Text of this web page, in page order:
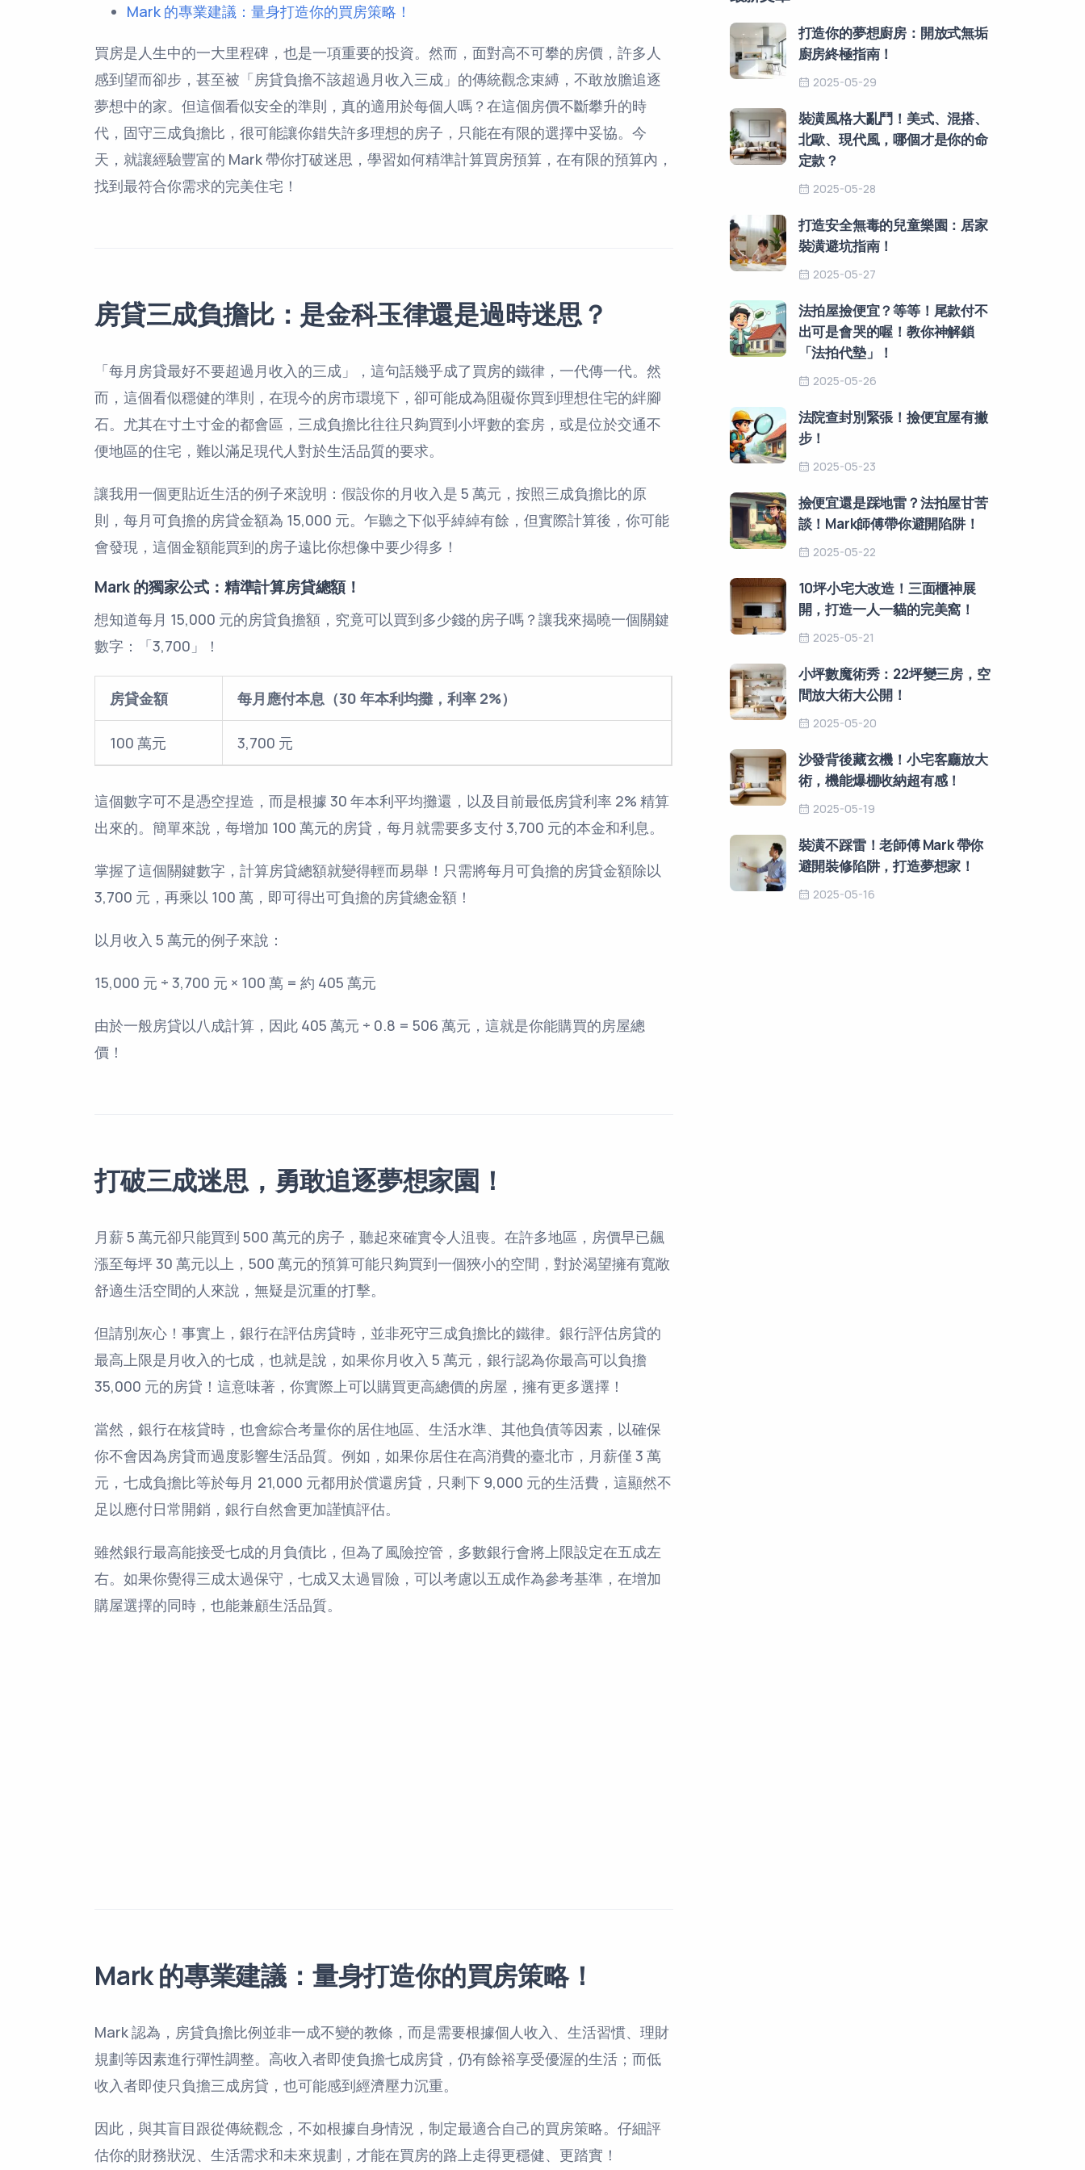
Mark 的專業建議：量身打造你的買房策略！
買房是人生中的一大里程碑，也是一項重要的投資。然而，面對高不可攀的房價，許多人
感到望而卻步，甚至被「房貸負擔不該超過月收入三成」的傳統觀念束縛，不敢放膽追逐
夢想中的家。但這個看似安全的準則，真的適用於每個人嗎？在這個房價不斷攀升的時
代，固守三成負擔比，很可能讓你錯失許多理想的房子，只能在有限的選擇中妥協。今
天，就讓經驗豐富的 Mark 帶你打破迷思，學習如何精準計算買房預算，在有限的預算內，
找到最符合你需求的完美住宅！
房貸三成負擔比：是金科玉律還是過時迷思？
「每月房貸最好不要超過月收入的三成」，這句話幾乎成了買房的鐵律，一代傳一代。然
而，這個看似穩健的準則，在現今的房市環境下，卻可能成為阻礙你買到理想住宅的絆腳
石。尤其在寸土寸金的都會區，三成負擔比往往只夠買到小坪數的套房，或是位於交通不
便地區的住宅，難以滿足現代人對於生活品質的要求。
讓我用一個更貼近生活的例子來說明：假設你的月收入是 5 萬元，按照三成負擔比的原
則，每月可負擔的房貸金額為 15,000 元。乍聽之下似乎綽綽有餘，但實際計算後，你可能
會發現，這個金額能買到的房子遠比你想像中要少得多！
Mark 的獨家公式：精準計算房貸總額！
想知道每月 15,000 元的房貸負擔額，究竟可以買到多少錢的房子嗎？讓我來揭曉一個關鍵
數字：「3,700」！
房貸金額 每月應付本息（30 年本利均攤，利率 2%）
100 萬元 3,700 元
這個數字可不是憑空捏造，而是根據 30 年本利平均攤還，以及目前最低房貸利率 2% 精算
出來的。簡單來說，每增加 100 萬元的房貸，每月就需要多支付 3,700 元的本金和利息。
掌握了這個關鍵數字，計算房貸總額就變得輕而易舉！只需將每月可負擔的房貸金額除以
3,700 元，再乘以 100 萬，即可得出可負擔的房貸總金額！
以月收入 5 萬元的例子來說：
15,000 元 ÷ 3,700 元 × 100 萬 = 約 405 萬元
由於一般房貸以八成計算，因此 405 萬元 ÷ 0.8 = 506 萬元，這就是你能購買的房屋總
價！
打破三成迷思，勇敢追逐夢想家園！
月薪 5 萬元卻只能買到 500 萬元的房子，聽起來確實令人沮喪。在許多地區，房價早已飆
漲至每坪 30 萬元以上，500 萬元的預算可能只夠買到一個狹小的空間，對於渴望擁有寬敞
舒適生活空間的人來說，無疑是沉重的打擊。
但請別灰心！事實上，銀行在評估房貸時，並非死守三成負擔比的鐵律。銀行評估房貸的
最高上限是月收入的七成，也就是說，如果你月收入 5 萬元，銀行認為你最高可以負擔
35,000 元的房貸！這意味著，你實際上可以購買更高總價的房屋，擁有更多選擇！
當然，銀行在核貸時，也會綜合考量你的居住地區、生活水準、其他負債等因素，以確保
你不會因為房貸而過度影響生活品質。例如，如果你居住在高消費的臺北市，月薪僅 3 萬
元，七成負擔比等於每月 21,000 元都用於償還房貸，只剩下 9,000 元的生活費，這顯然不
足以應付日常開銷，銀行自然會更加謹慎評估。
雖然銀行最高能接受七成的月負債比，但為了風險控管，多數銀行會將上限設定在五成左
右。如果你覺得三成太過保守，七成又太過冒險，可以考慮以五成作為參考基準，在增加
購屋選擇的同時，也能兼顧生活品質。
Mark 的專業建議：量身打造你的買房策略！
Mark 認為，房貸負擔比例並非一成不變的教條，而是需要根據個人收入、生活習慣、理財
規劃等因素進行彈性調整。高收入者即使負擔七成房貸，仍有餘裕享受優渥的生活；而低
收入者即使只負擔三成房貸，也可能感到經濟壓力沉重。
因此，與其盲目跟從傳統觀念，不如根據自身情況，制定最適合自己的買房策略。仔細評
估你的財務狀況、生活需求和未來規劃，才能在買房的路上走得更穩健、更踏實！
打造你的夢想廚房：開放式無垢
廚房終極指南！
2025-05-29
裝潢風格大亂鬥！美式、混搭、
北歐、現代風，哪個才是你的命
定款？
2025-05-28
打造安全無毒的兒童樂園：居家
裝潢避坑指南！
2025-05-27
法拍屋撿便宜？等等！尾款付不
出可是會哭的喔！教你神解鎖
「法拍代墊」！
2025-05-26
法院查封別緊張！撿便宜屋有撇
步！
2025-05-23
撿便宜還是踩地雷？法拍屋甘苦
談！Mark師傅帶你避開陷阱！
2025-05-22
10坪小宅大改造！三面櫃神展
開，打造一人一貓的完美窩！
2025-05-21
小坪數魔術秀：22坪變三房，空
間放大術大公開！
2025-05-20
沙發背後藏玄機！小宅客廳放大
術，機能爆棚收納超有感！
2025-05-19
裝潢不踩雷！老師傅 Mark 帶你
避開裝修陷阱，打造夢想家！
2025-05-16